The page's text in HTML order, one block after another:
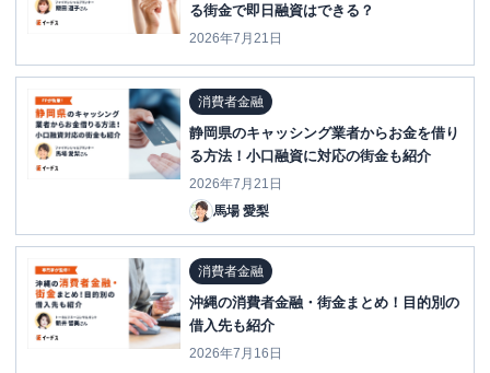
る街金で即日融資はできる？
2026年7月21日
消費者金融
静岡県のキャッシング業者からお金を借り
る方法！小口融資に対応の街金も紹介
2026年7月21日
馬場 愛梨
消費者金融
沖縄の消費者金融・街金まとめ！目的別の
借入先も紹介
2026年7月16日